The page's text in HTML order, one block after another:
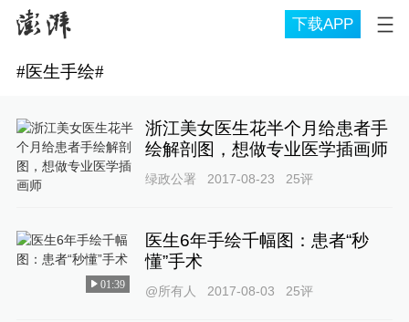
下载APP
#医生手绘#
浙江美女医生花半个月给患者手
绘解剖图，想做专业医学插画师
绿政公署 2017-08-23 25评
01:39
医生6年手绘千幅图：患者“秒
懂”手术
@所有人 2017-08-03 25评